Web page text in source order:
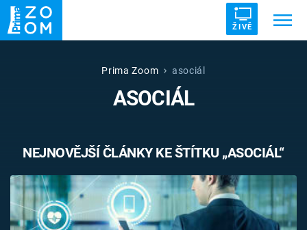
ŽIVĚ
UFO DRUHÁ SVĚTOVÁ VÁLKA
VETŘELCI DÁVNOVĚKU
Témata
Témata
Prima Zoom asociál
ASOCIÁL
NEJNOVĚJŠÍ ČLÁNKY KE ŠTÍTKU „ASOCIÁL“